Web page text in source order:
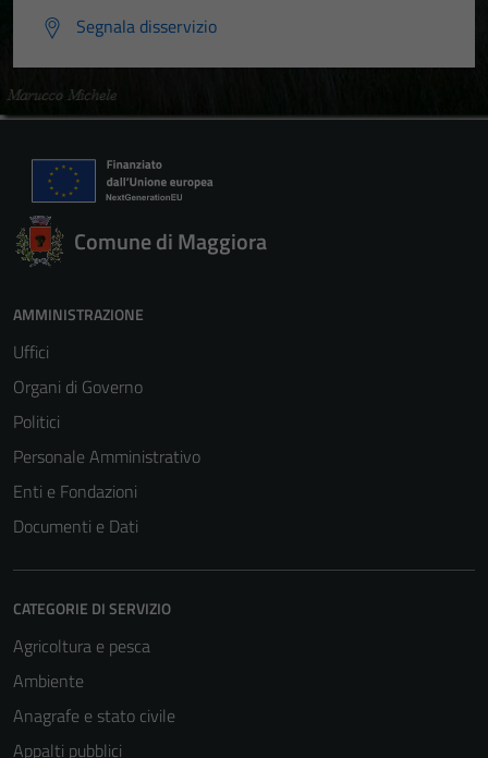
Segnala disservizio
Comune di Maggiora
AMMINISTRAZIONE
Uffici
Organi di Governo
Politici
Personale Amministrativo
Enti e Fondazioni
Documenti e Dati
CATEGORIE DI SERVIZIO
Agricoltura e pesca
Ambiente
Anagrafe e stato civile
Appalti pubblici